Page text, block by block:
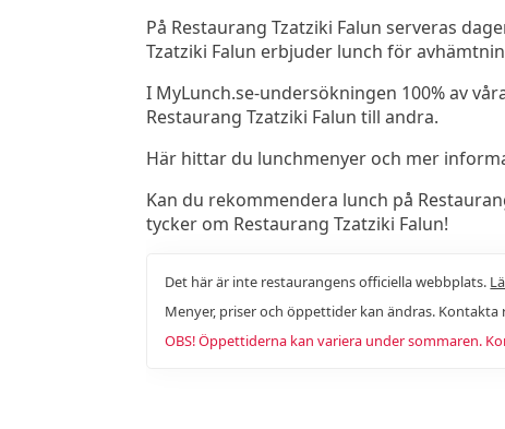
På Restaurang Tzatziki Falun serveras
Tzatziki Falun erbjuder lunch för
I MyLunch.se-undersökningen 100% av
Restaurang Tzatziki Falun till andra.
Här hittar du lunchmenyer och mer
Kan du rekommendera lunch på
tycker om Restaurang Tzatziki Falun!
Det här är inte restaurangens officiella webbplats.
Menyer, priser och öppettider kan ändras.
OBS! Öppettiderna kan variera under sommaren.